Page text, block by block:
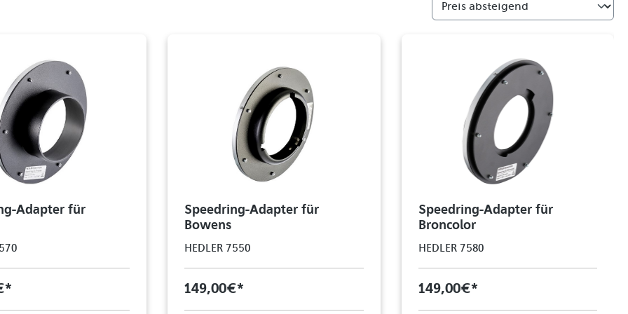
Adapter für
Speedring-Adapter für
Bowens
HEDLER 7550
149,00 €*
Speedring-Adapter für
Broncolor
HEDLER 7580
149,00 €*